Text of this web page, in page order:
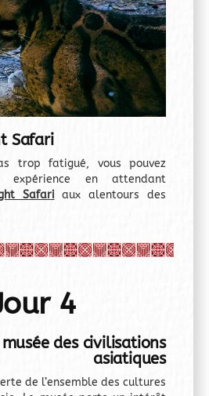
Safari
trop fatigué, vous pouvez
expérience en attendant
Safariaux alentours des
4
des civilisations
asiatiques
de l’ensemble des cultures